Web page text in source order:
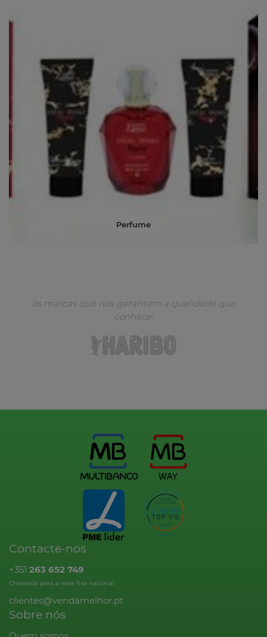
Perfume
as marcas que nos garantem a qualidade que
conhece!
Contacte-nos
+351 263 652 749
Chamada para a rede fixa nacional
clientes@vendamelhor.pt
Sobre nós